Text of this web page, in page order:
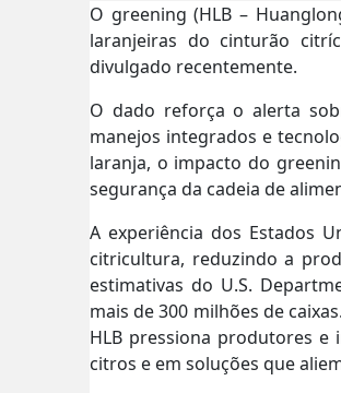
O greening (HLB –
laranjeiras do cinturão
divulgado recentemente.
O dado reforça o alerta
manejos integrados e
laranja, o impacto do
segurança da cadeia de
A experiência dos Estados
citricultura, reduzindo a
estimativas do U.S.
mais de 300 milhões de
HLB pressiona produtores
citros e em soluções que